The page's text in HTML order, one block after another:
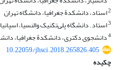
2استاد، دانشکدۀ جغرافیا، دانشگاه تهران
3استاد. دانشگاه پلی‌تکنیک والنسیا، اسپانیا
4دانشجوی دکتری، دانشکدۀ جغرافیا،
10.22059/jhsci.2018.265826.405
چکیده